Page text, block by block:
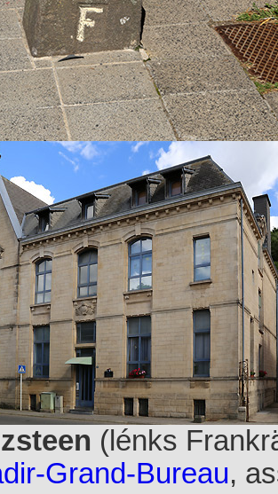
(lénks
Grand-Bureau,